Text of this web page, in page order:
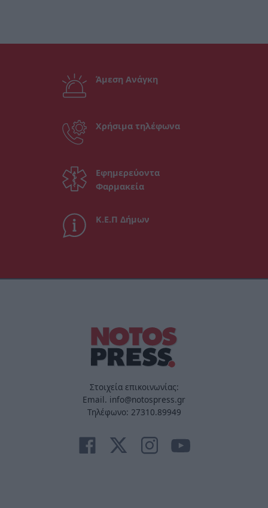
Άμεση Ανάγκη
Χρήσιμα τηλέφωνα
Εφημερεύοντα
Φαρμακεία
Κ.Ε.Π Δήμων
Στοιχεία επικοινωνίας:
Email. info@notospress.gr
Τηλέφωνο: 27310.89949